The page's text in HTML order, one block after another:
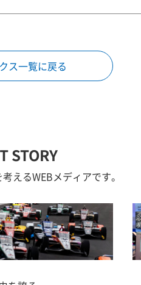
ス一覧に戻る
STORY
えるWEBメディアです。